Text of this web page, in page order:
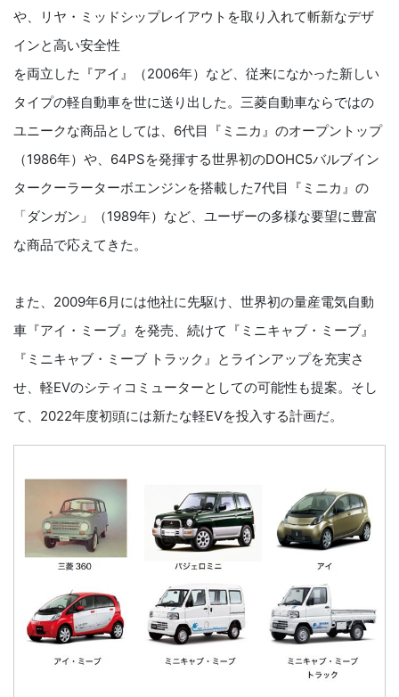
や、リヤ・ミッドシップレイアウトを取り入れて斬新なデザ
インと高い安全性
を両立した『アイ』（2006年）など、従来になかった新しい
タイプの軽自動車を世に送り出した。三菱自動車ならではの
ユニークな商品としては、6代目『ミニカ』のオープントップ
（1986年）や、64PSを発揮する世界初のDOHC5バルブイン
タークーラーターボエンジンを搭載した7代目『ミニカ』の
「ダンガン」（1989年）など、ユーザーの多様な要望に豊富
な商品で応えてきた。
また、2009年6月には他社に先駆け、世界初の量産電気自動
車『アイ・ミーブ』を発売、続けて『ミニキャブ・ミーブ』
『ミニキャブ・ミーブ トラック』とラインアップを充実さ
せ、軽EVのシティコミューターとしての可能性も提案。そし
て、2022年度初頭には新たな軽EVを投入する計画だ。